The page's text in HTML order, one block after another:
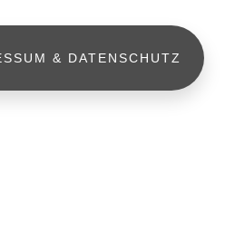
& DATENSCHUTZ